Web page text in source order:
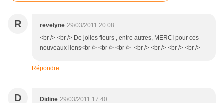
R revelyne 29/03/2011 20:08
<br /> <br /> De jolies fleurs , entre autres, MERCI pour ces
nouveaux liens<br /> <br /> <br /> <br /> <br /> <br /> <br />
Répondre
D Didine 29/03/2011 17:40